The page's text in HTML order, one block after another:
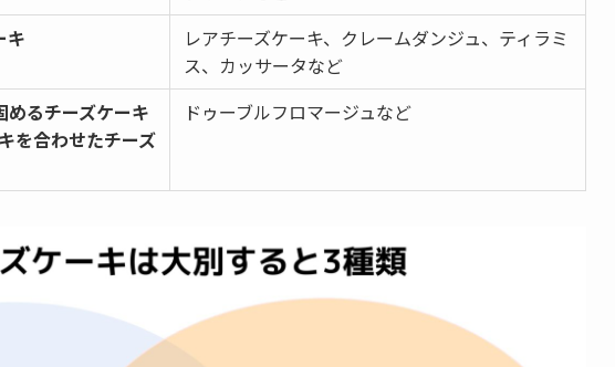
キ
レアチーズケーキ、クレームダンジュ、ティラミ
ス、カッサータなど
るチーズケーキ
を合わせたチーズ
ドゥーブルフロマージュなど